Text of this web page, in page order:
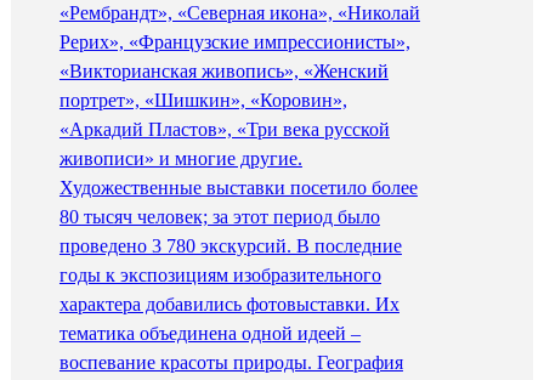
«Рембрандт», «Северная икона», «Николай
Рерих», «Французские импрессионисты»,
«Викторианская живопись», «Женский
портрет», «Шишкин», «Коровин»,
«Аркадий Пластов», «Три века русской
живописи» и многие другие.
Художественные выставки посетило более
80 тысяч человек; за этот период было
проведено 3 780 экскурсий. В последние
годы к экспозициям изобразительного
характера добавились фотовыставки. Их
тематика объединена одной идеей –
воспевание красоты природы. География